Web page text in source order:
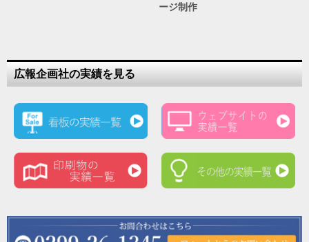
ージ制作
広報企画社の実績を見る